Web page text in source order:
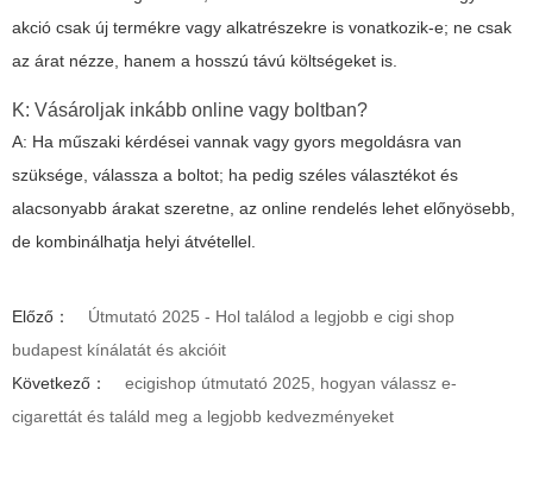
akció csak új termékre vagy alkatrészekre is vonatkozik-e; ne csak
az árat nézze, hanem a hosszú távú költségeket is.
K: Vásároljak inkább online vagy boltban?
A: Ha műszaki kérdései vannak vagy gyors megoldásra van
szüksége, válassza a boltot; ha pedig széles választékot és
alacsonyabb árakat szeretne, az online rendelés lehet előnyösebb,
de kombinálhatja helyi átvétellel.
Előző：
Útmutató 2025 - Hol találod a legjobb e cigi shop
budapest kínálatát és akcióit
Következő：
ecigishop útmutató 2025, hogyan válassz e-
cigarettát és találd meg a legjobb kedvezményeket